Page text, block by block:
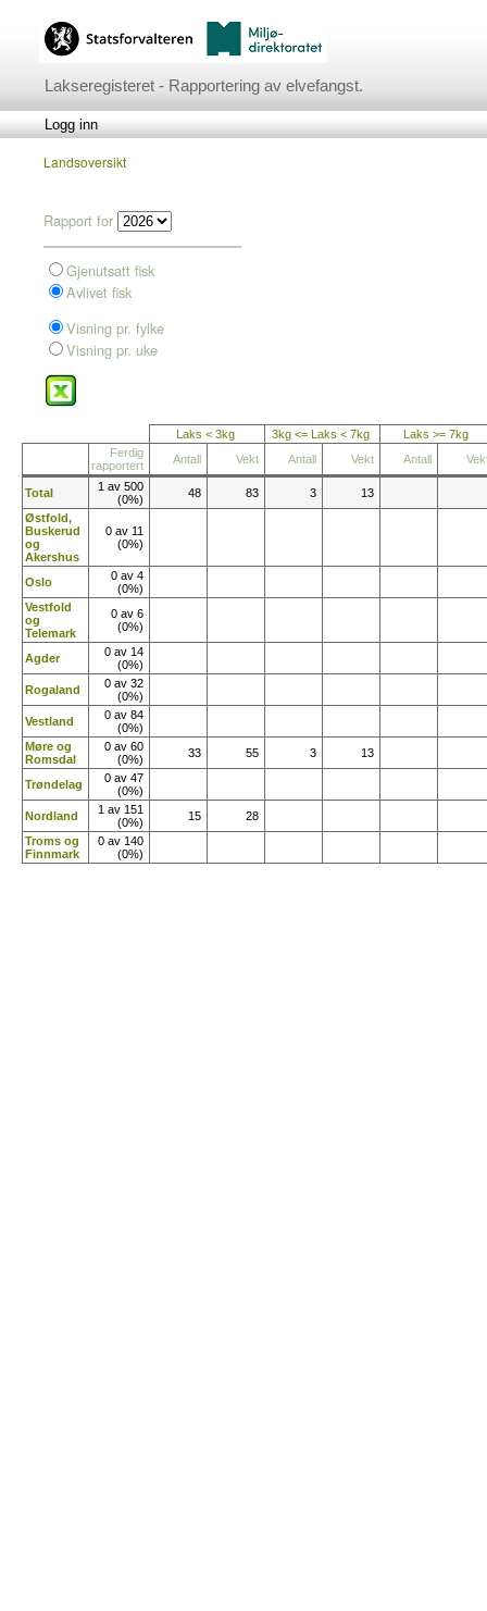
Lakseregisteret - Rapportering av elvefangst.
Logg inn
Landsoversikt
Rapport for
Gjenutsatt fisk
Avlivet fisk
Visning pr. fylke
Visning pr. uke
Laks < 3kg 3kg <= Laks < 7kg
Laks >= 7kg
Ferdig
rapportert
Antall Vekt Antall Vekt Antall
Total
1 av 500
(0%)
48 83 3
13
Østfold,
Buskerud
og
Akershus
0 av 11
(0%)
Oslo
0 av 4
(0%)
Vestfold
og
Telemark
0 av 6
(0%)
Agder
0 av 14
(0%)
Rogaland
0 av 32
(0%)
Vestland
0 av 84
(0%)
Møre og
Romsdal
0 av 60
(0%)
33 55 3 13
Trøndelag
0 av 47
(0%)
Nordland
1 av 151
(0%)
15
28
Troms og
Finnmark
0 av 140
(0%)